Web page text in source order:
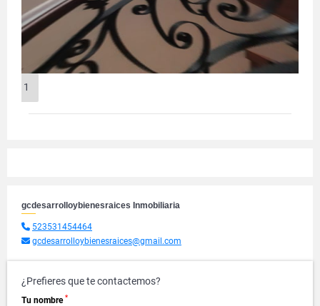
1
gcdesarrolloybienesraices Inmobiliaria
523531454464
gcdesarrolloybienesraices@gmail.com
¿Prefieres que te contactemos?
Tu nombre *